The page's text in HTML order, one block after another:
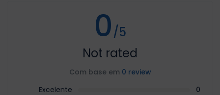
0/5
Not rated
Com base em 0 review
Excelente
0